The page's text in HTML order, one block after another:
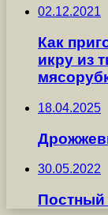
02.12.2021
Как
икру из
18.04.2025
30.05.2022
Постный